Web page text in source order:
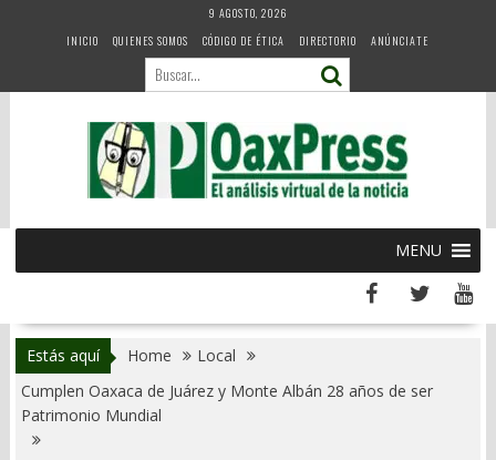
9 AGOSTO, 2026
INICIO
QUIENES SOMOS CÓDIGO DE ÉTICA DIRECTORIO ANÚNCIATE
MENU
Estás aquí Home
Local
Cumplen Oaxaca de Juárez y Monte Albán 28 años de ser
Patrimonio Mundial